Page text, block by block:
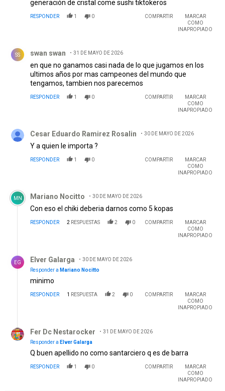
generación de cristal come sushi tiktokeros
RESPONDER 1 0 COMPARTIR
MARCAR
COMO
INAPROPIADO
SS swan swan 31 DE MAYO DE 2026
en que no ganamos casi nada de lo que jugamos en los
ultimos años por mas campeones del mundo que
tengamos, tambien nos parecemos
RESPONDER 1 0 COMPARTIR
MARCAR
COMO
INAPROPIADO
Cesar Eduardo Ramirez Rosalin 30 DE MAYO DE 2026
Y a quien le importa ?
RESPONDER 1 0 COMPARTIR
MARCAR
COMO
INAPROPIADO
Comentario de Mariano Nocitto.
MN Mariano Nocitto 30 DE MAYO DE 2026
Con eso el chiki deberia darnos como 5 kopas
RESPONDER 2 RESPUESTAS 2 0 COMPARTIR
MARCAR
COMO
INAPROPIADO
EG Elver Galarga
30 DE MAYO DE 2026
Responder a Mariano Nocitto
minimo
RESPONDER 1 RESPUESTA 2 0 COMPARTIR
MARCAR
COMO
INAPROPIADO
Fer Dc Nestarocker
31 DE MAYO DE 2026
Responder a Elver Galarga
Q buen apellido no como santarciero q es de barra
RESPONDER 1 0 COMPARTIR
MARCAR
COMO
INAPROPIADO